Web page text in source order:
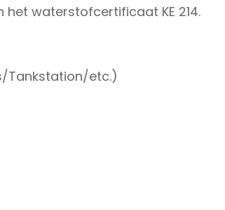
waterstofcertificaat KE 214.
Tankstation/etc.)